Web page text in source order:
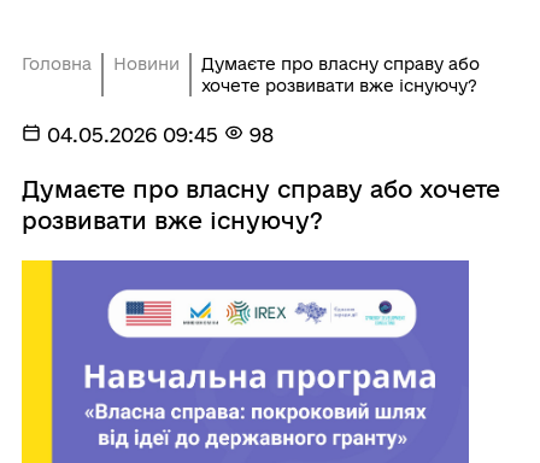
Головна Новини
Думаєте про власну справу або
хочете розвивати вже існуючу?
04.05.2026 09:45 98
Думаєте про власну справу або хочете
розвивати вже існуючу?